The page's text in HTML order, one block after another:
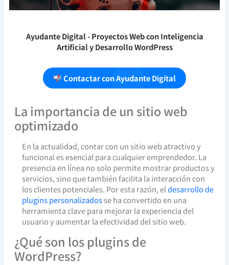
Ayudante Digital- Proyectos Web con Inteligencia
Artificial y Desarrollo WordPress
Contactar con Ayudante Digital
La importancia de un sitio web
optimizado
En la actualidad, contar con un sitio web atractivo y
funcional es esencial para cualquier emprendedor. La
presencia en línea no solo permite mostrar productos y
servicios, sino que también facilita la interacción con
los clientes potenciales. Por esta razón, eldesarrollo de
plugins personalizadosse ha convertido en una
herramienta clave para mejorar la experiencia del
usuario y aumentar la efectividad del sitio web.
¿Qué son los plugins de
WordPress?